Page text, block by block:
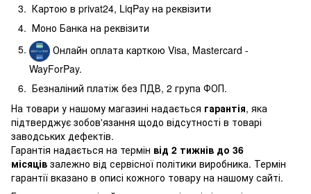
Картою в privat24, LiqPay на реквізити
Моно Банка на реквізити
Онлайн оплата карткою Visa, Mastercard -
WayForPay.
Безналіний платіж без ПДВ, 2 група ФОП.
На товари у нашому магазині надається гарантія, яка
підтверджує зобов'язання щодо відсутності в товарі
заводських дефектів.
Гарантія надається на термін від 2 тижнів до 36
місяців залежно від сервісної політики виробника. Термін
гарантії вказано в описі кожного товару на нашому сайті.